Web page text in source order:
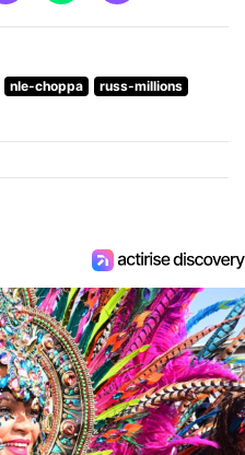
nle-choppa
russ-millions